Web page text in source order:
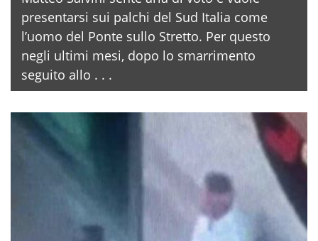
presentarsi sui palchi del Sud Italia come
l’uomo del Ponte sullo Stretto. Per questo
negli ultimi mesi, dopo lo smarrimento
seguito allo . . .